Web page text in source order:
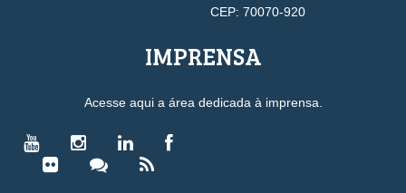
CEP: 70070-920
IMPRENSA
Acesse aqui a área dedicada à imprensa.